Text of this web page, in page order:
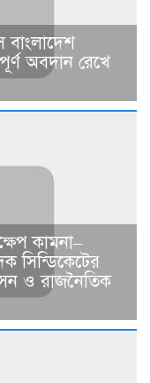
বাংলাদেশ
অবদান রেখে
কামনা–
সিন্ডিকেটের
ও রাজনৈতিক